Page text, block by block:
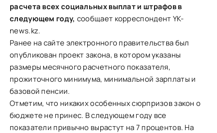
расчета всех социальных выплат и штрафов в
следующем году, сообщает корреспондент YK-
news.kz.
Ранее на сайте электронного правительства был
опубликован проект закона, в котором указаны
размеры месячного расчетного показателя,
прожиточного минимума, минимальной зарплаты и
базовой пенсии.
Отметим, что никаких особенных сюрпризов закон о
бюджете не принес. В следующем году все
показатели привычно вырастут на 7 процентов. На